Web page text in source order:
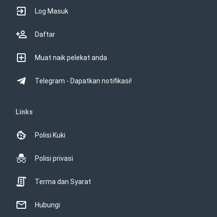
Log Masuk
Daftar
Muat naik pelekat anda
Telegram - Dapatkan notifikasi!
Links
Polisi Kuki
Polisi privasi
Terma dan Syarat
Hubungi